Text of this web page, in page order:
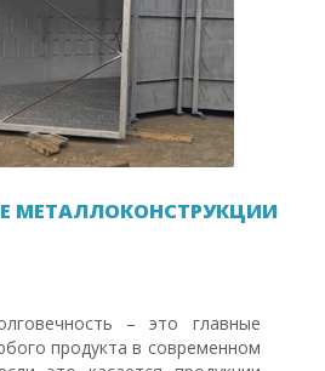
МЕТАЛЛОКОНСТРУКЦИИ
– это главные
продукта в современном